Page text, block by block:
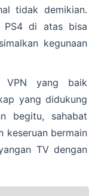
tidak demikian.
PS4 di atas bisa
kegunaan
VPN yang baik
yang didukung
begitu, sahabat
keseruan bermain
TV dengan